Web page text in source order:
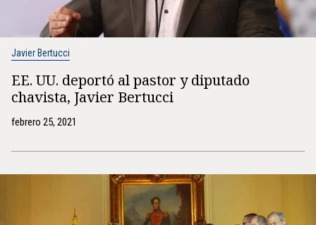
Javier Bertucci
EE. UU. deportó al pastor y diputado
chavista, Javier Bertucci
febrero 25, 2021